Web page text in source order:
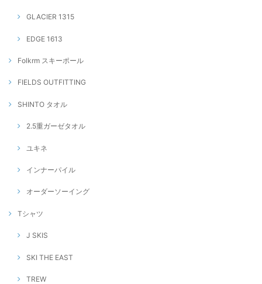
GLACIER 1315
EDGE 1613
Folkrm スキーポール
FIELDS OUTFITTING
SHINTO タオル
2.5重ガーゼタオル
ユキネ
インナーパイル
オーダーソーイング
Tシャツ
J SKIS
SKI THE EAST
TREW